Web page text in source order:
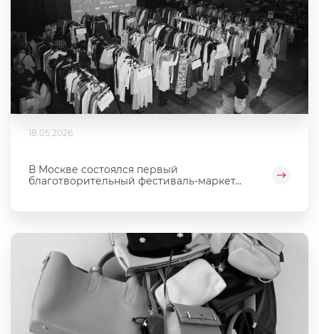
18.05.2026
В Москве состоялся первый
благотворительный фестиваль‑маркет...